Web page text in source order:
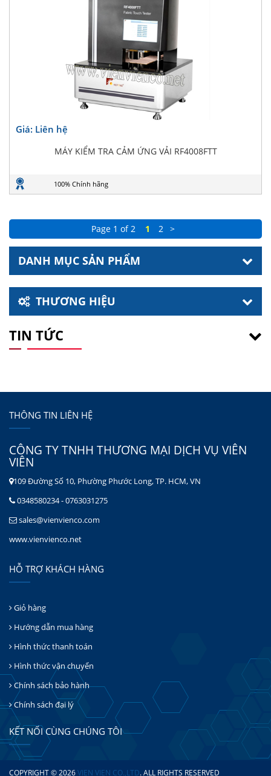
Giá: Liên hệ
MÁY KIỂM TRA CẢM ỨNG VẢI RF4008FTT
100% Chính hãng
Page 1 of 2 1 2 >
DANH MỤC SẢN PHẨM
THƯƠNG HIỆU
TIN TỨC
THÔNG TIN LIÊN HỆ
CÔNG TY TNHH THƯƠNG MẠI DỊCH VỤ VIÊN
VIÊN
109 Đường Số 10, Phường Phước Long, TP. HCM, VN
0348580234 - 0763031275
sales@vienvienco.com
www.vienvienco.net
HỖ TRỢ KHÁCH HÀNG
Giỏ hàng
Hướng dẫn mua hàng
Hình thức thanh toán
Hình thức vận chuyển
Chính sách bảo hành
Chính sách đại lý
KẾT NỐI CÙNG CHÚNG TÔI
COPYRIGHT © 2026VIEN VIEN CO.,LTD. ALL RIGHTS RESERVED